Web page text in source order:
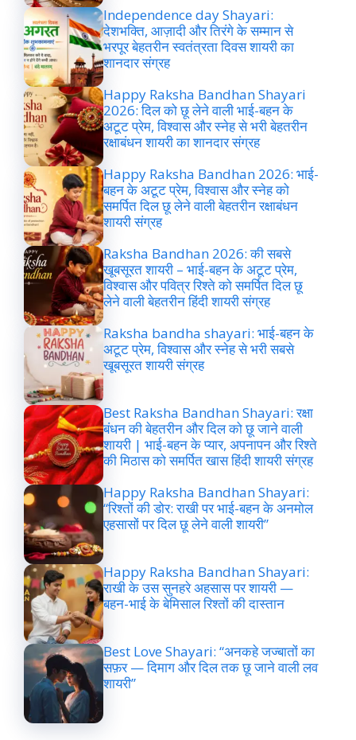
Independence day Shayari:
देशभक्ति, आज़ादी और तिरंगे के सम्मान से
भरपूर बेहतरीन स्वतंत्रता दिवस शायरी का
शानदार संग्रह
Happy Raksha Bandhan Shayari
2026: दिल को छू लेने वाली भाई-बहन के
अटूट प्रेम, विश्वास और स्नेह से भरी बेहतरीन
रक्षाबंधन शायरी का शानदार संग्रह
Happy Raksha Bandhan 2026: भाई-
बहन के अटूट प्रेम, विश्वास और स्नेह को
समर्पित दिल छू लेने वाली बेहतरीन रक्षाबंधन
शायरी संग्रह
Raksha Bandhan 2026: की सबसे
खूबसूरत शायरी – भाई-बहन के अटूट प्रेम,
विश्वास और पवित्र रिश्ते को समर्पित दिल छू
लेने वाली बेहतरीन हिंदी शायरी संग्रह
Raksha bandha shayari: भाई-बहन के
अटूट प्रेम, विश्वास और स्नेह से भरी सबसे
खूबसूरत शायरी संग्रह
Best Raksha Bandhan Shayari: रक्षा
बंधन की बेहतरीन और दिल को छू जाने वाली
शायरी | भाई-बहन के प्यार, अपनापन और रिश्ते
की मिठास को समर्पित खास हिंदी शायरी संग्रह
Happy Raksha Bandhan Shayari:
“रिश्तों की डोर: राखी पर भाई-बहन के अनमोल
एहसासों पर दिल छू लेने वाली शायरी”
Happy Raksha Bandhan Shayari:
राखी के उस सुनहरे अहसास पर शायरी —
बहन-भाई के बेमिसाल रिश्तों की दास्तान
Best Love Shayari: “अनकहे जज्बातों का
सफ़र — दिमाग और दिल तक छू जाने वाली लव
शायरी”